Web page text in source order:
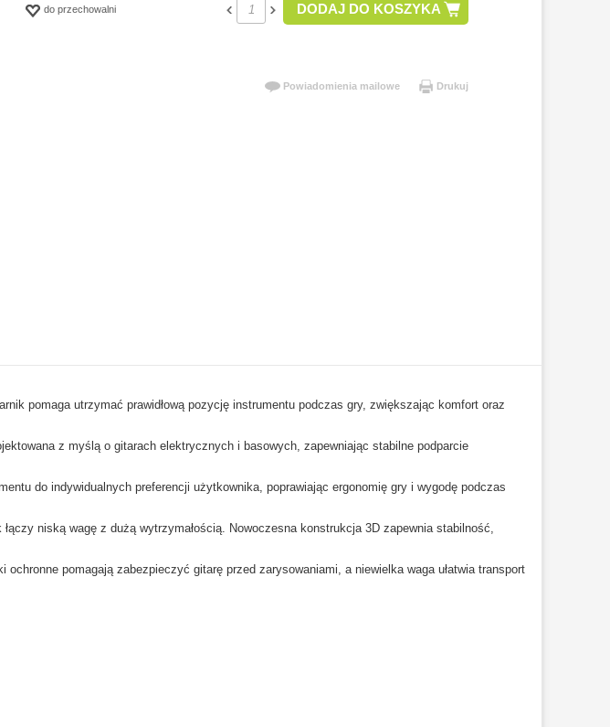
do przechowalni DODAJ DO KOSZYKA
Powiadomienia mailowe Drukuj
pomaga utrzymać prawidłową pozycję instrumentu podczas gry, zwiększając komfort oraz
z myślą o gitarach elektrycznych i basowych, zapewniając stabilne podparcie
do indywidualnych preferencji użytkownika, poprawiając ergonomię gry i wygodę podczas
niską wagę z dużą wytrzymałością. Nowoczesna konstrukcja 3D zapewnia stabilność,
pomagają zabezpieczyć gitarę przed zarysowaniami, a niewielka waga ułatwia transport